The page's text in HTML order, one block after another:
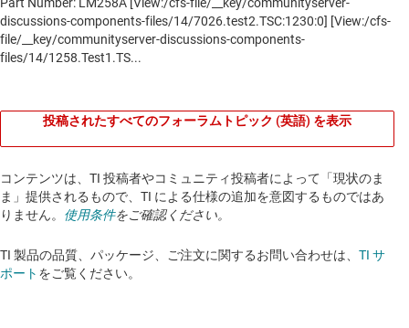
投稿されたすべてのフォーラムトピック (英語) を表示
コンテンツは、TI 投稿者やコミュニティ投稿者によって「現状のま
ま」提供されるもので、TI による仕様の追加を意図するものではあ
りません。 使用条件をご確認ください。
TI 製品の品質、パッケージ、ご注文に関するお問い合わせは、 TI サ
ポート をご覧ください。​​​​​​​​​​​​​​